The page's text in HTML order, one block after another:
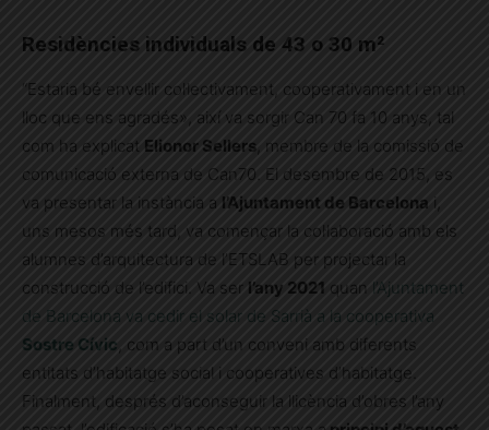
Residències individuals de 43 o 30 m²
“Estaria bé envellir col·lectivament, cooperativament i en un
lloc que ens agradés», així va sorgir Can 70 fa 10 anys, tal
com ha explicat Elionor Sellers, membre de la comissió de
comunicació externa de Can70. El desembre de 2015, es
va presentar la instància a l’Ajuntament de Barcelona i,
uns mesos més tard, va començar la col·laboració amb els
alumnes d’arquitectura de l’ETSLAB per projectar la
construcció de l’edifici. Va ser l’any 2021 quan l’Ajuntament
de Barcelona va cedir el solar de Sarrià a la cooperativa
Sostre Cívic , com a part d’un conveni amb diferents
entitats d’habitatge social i cooperatives d’habitatge.
Finalment, després d’aconseguir la llicència d’obres l’any